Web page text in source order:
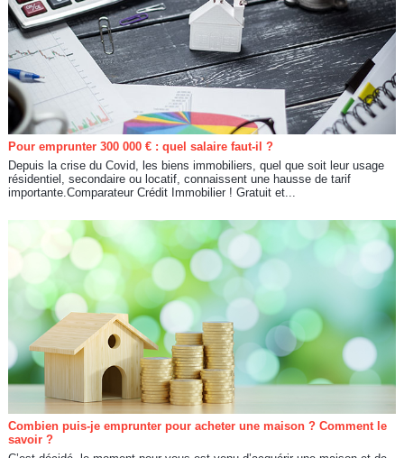
Pour emprunter 300 000 € : quel salaire faut-il ?
Depuis la crise du Covid, les biens immobiliers, quel que soit leur usage
résidentiel, secondaire ou locatif, connaissent une hausse de tarif
importante.Comparateur Crédit Immobilier ! Gratuit et...
Combien puis-je emprunter pour acheter une maison ? Comment le
savoir ?